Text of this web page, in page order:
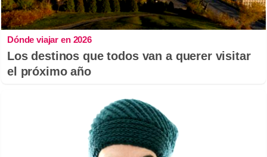
Dónde viajar en 2026
Los destinos que todos van a querer visitar
el próximo año